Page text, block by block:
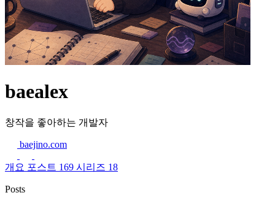
baealex
창작을 좋아하는 개발자
baejino.com
개요 포스트 169 시리즈 18
Posts